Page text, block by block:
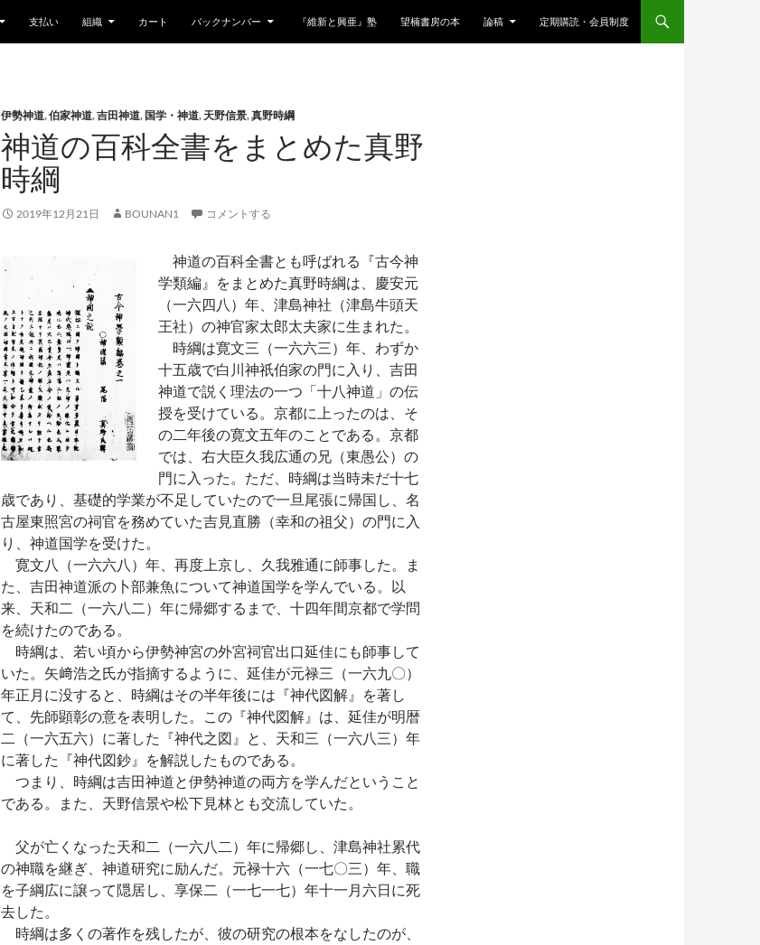
支払い 組織 カート バックナンバー 『維新と興亜』塾 望楠書房の本 論稿 定期購読・会員制度
伊勢神道,伯家神道,吉田神道, 国学・神道, 天野信景,真野時綱
神道の百科全書をまとめた真野
時綱
2019年12月21日 BOUNAN1 コメントする
神道の百科全書とも呼ばれる『古今神
学類編』をまとめた真野時綱は、慶安元
（一六四八）年、津島神社（津島牛頭天
王社）の神官家太郎太夫家に生まれた。
時綱は寛文三（一六六三）年、わずか
十五歳で白川神祇伯家の門に入り、吉田
神道で説く理法の一つ「十八神道」の伝
授を受けている。京都に上ったのは、そ
の二年後の寛文五年のことである。京都
では、右大臣久我広通の兄（東愚公）の
門に入った。ただ、時綱は当時未だ十七
歳であり、基礎的学業が不足していたので一旦尾張に帰国し、名
古屋東照宮の祠官を務めていた吉見直勝（幸和の祖父）の門に入
り、神道国学を受けた。
寛文八（一六六八）年、再度上京し、久我雅通に師事した。ま
た、吉田神道派の卜部兼魚について神道国学を学んでいる。以
来、天和二（一六八二）年に帰郷するまで、十四年間京都で学問
を続けたのである。
時綱は、若い頃から伊勢神宮の外宮祠官出口延佳にも師事して
いた。矢﨑浩之氏が指摘するように、延佳が元禄三（一六九〇）
年正月に没すると、時綱はその半年後には『神代図解』を著し
て、先師顕彰の意を表明した。この『神代図解』は、延佳が明暦
二（一六五六）に著した『神代之図』と、天和三（一六八三）年
に著した『神代図鈔』を解説したものである。
つまり、時綱は吉田神道と伊勢神道の両方を学んだということ
である。また、天野信景や松下見林とも交流していた。
父が亡くなった天和二（一六八二）年に帰郷し、津島神社累代
の神職を継ぎ、神道研究に励んだ。元禄十六（一七〇三）年、職
を子綱広に譲って隠居し、享保二（一七一七）年十一月六日に死
去した。
時綱は多くの著作を残したが、彼の研究の根本をなしたのが、